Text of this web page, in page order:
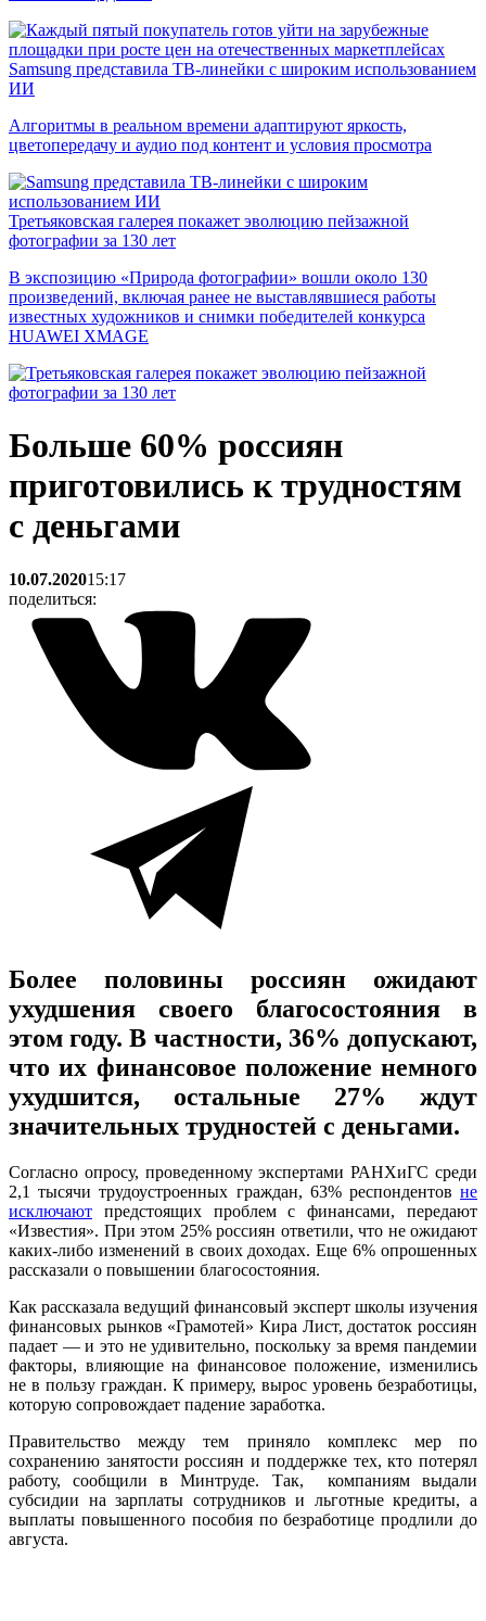
Samsung представила ТВ-линейки с широким использованием
ИИ
Алгоритмы в реальном времени адаптируют яркость,
цветопередачу и аудио под контент и условия просмотра
Третьяковская галерея покажет эволюцию пейзажной
фотографии за 130 лет
В экспозицию «Природа фотографии» вошли около 130
произведений, включая ранее не выставлявшиеся работы
известных художников и снимки победителей конкурса
HUAWEI XMAGE
Больше 60% россиян
приготовились к трудностям
с деньгами
10.07.202015:17
поделиться:
Более половины россиян ожидают
ухудшения своего благосостояния в
этом году. В частности, 36% допускают,
что их финансовое положение немного
ухудшится, остальные 27% ждут
значительных трудностей с деньгами.
Согласно опросу, проведенному экспертами РАНХиГС среди
2,1 тысячи трудоустроенных граждан, 63% респондентов не
исключают предстоящих проблем с финансами, передают
«Известия». При этом 25% россиян ответили, что не ожидают
каких-либо изменений в своих доходах. Еще 6% опрошенных
рассказали о повышении благосостояния.
Как рассказала ведущий финансовый эксперт школы изучения
финансовых рынков «Грамотей» Кира Лист, достаток россиян
падает — и это не удивительно, поскольку за время пандемии
факторы, влияющие на финансовое положение, изменились
не в пользу граждан. К примеру, вырос уровень безработицы,
которую сопровождает падение заработка.
Правительство между тем приняло комплекс мер по
сохранению занятости россиян и поддержке тех, кто потерял
работу, сообщили в Минтруде. Так, компаниям выдали
субсидии на зарплаты сотрудников и льготные кредиты, а
выплаты повышенного пособия по безработице продлили до
августа.